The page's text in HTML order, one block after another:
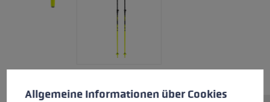
Allgemeine Informationen über Cookies